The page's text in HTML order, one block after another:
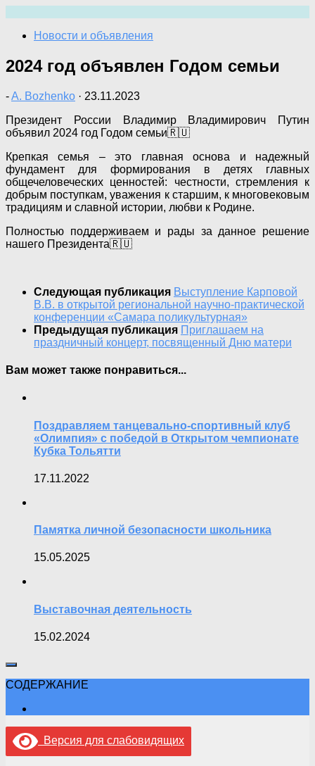
содержимому
Новости и объявления
2024 год объявлен Годом семьи
-A. Bozhenko · 23.11.2023
Президент России Владимир Владимирович Путин
объявил 2024 год Годом семьи🇷🇺
Крепкая семья – это главная основа и надежный
фундамент для формирования в детях главных
общечеловеческих ценностей: честности, стремления к
добрым поступкам, уважения к старшим, к многовековым
традициям и славной истории, любви к Родине.
Полностью поддерживаем и рады за данное решение
нашего Президента🇷🇺
Следующая публикация Выступление Карповой
В.В. в открытой региональной научно-практической
конференции «Самара поликультурная»
Предыдущая публикация Приглашаем на
праздничный концерт, посвященный Дню матери
Вам может также понравиться...
Поздравляем танцевально-спортивный клуб
«Олимпия» с победой в Открытом чемпионате
Кубка Тольятти
17.11.2022
Памятка личной безопасности школьника
15.05.2025
Выставочная деятельность
15.02.2024
СОДЕРЖАНИЕ
Версия для слабовидящих